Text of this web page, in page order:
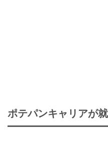
ポテパンキャリアが